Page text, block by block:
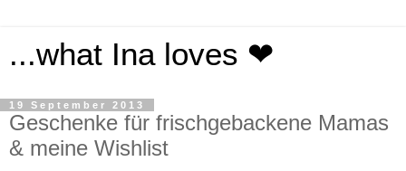
...what Ina loves ❤
19 September 2013
Geschenke für frischgebackene Mamas
& meine Wishlist